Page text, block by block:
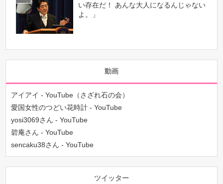
い存在だ！ あんな大人になるんじゃない
よ。」
動画
アイアイ - YouTube（さざれ石の会）
愛国女性のつどい花時計 - YouTube
yosi3069さん - YouTube
碧庵さん - YouTube
sencaku38さん - YouTube
ツイッター